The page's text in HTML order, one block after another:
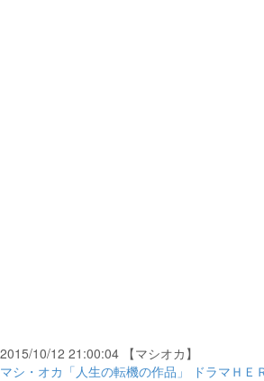
2015/10/12 21:00:04 【マシオカ】
マシ・オカ「人生の転機の作品」 ドラマＨＥ